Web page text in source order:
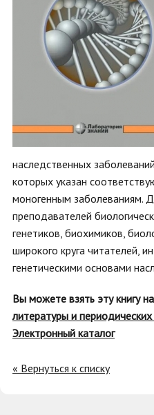
наследственных
которых указан
моногенным заболеваниям.
преподавателей
генетиков, биохимиков,
широкого круга читателей,
генетическими основами
Вы можете взять эту книгу
литературы и
Электронный каталог
« Вернуться к списку